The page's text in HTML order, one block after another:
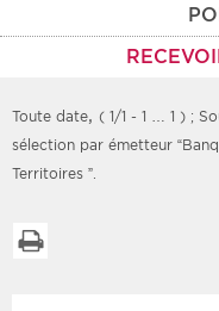
Filtres
Toute date, ( 1/1 - 1 … 1 ) ;
sélection par émetteur
Territoires ”.